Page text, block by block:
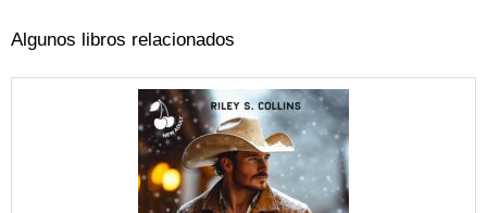
Algunos libros relacionados